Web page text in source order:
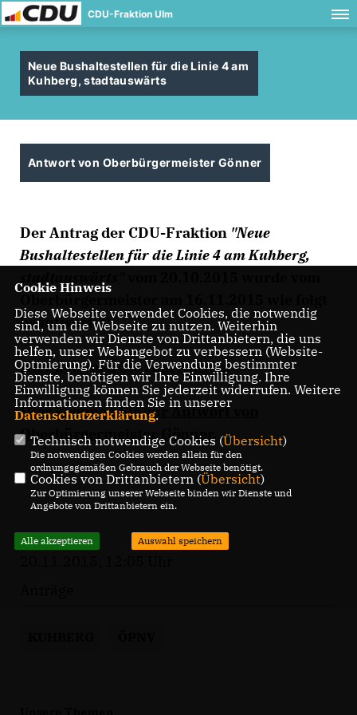
CDU-Fraktion Ulm
Neue Bushaltestellen für die Linie 4 am
Kuhberg, stadtauswärts
Antwort von Oberbürgermeister Gönner
Der Antrag der CDU-Fraktion "Neue
Bushaltestellen für die Linie 4 am Kuhberg,
beantwortet:
Hier kommen Sie zum Antrag.
Hier kommen Sie zur Antwort von
Oberbürgermeister Gönner.
Cookie Hinweis
Diese Webseite verwendet Cookies, die notwendig
sind, um die Webseite zu nutzen. Weiterhin
verwenden wir Dienste von Drittanbietern, die uns
helfen, unser Webangebot zu verbessern (Website-
Optmierung). Für die Verwendung bestimmter
Dienste, benötigen wir Ihre Einwilligung. Ihre
Einwilligung können Sie jederzeit widerrufen. Weitere
Informationen finden Sie in unserer
Datenschutzerklärung.
Technisch notwendige Cookies (Übersicht)
Die notwendigen Cookies werden allein für den
ordnungsgemäßen Gebrauch der Webseite benötigt.
Cookies von Drittanbietern (Übersicht)
Zur Optimierung unserer Webseite binden wir Dienste und
Angebote von Drittanbietern ein.
Alle akzeptieren Auswahl speichern